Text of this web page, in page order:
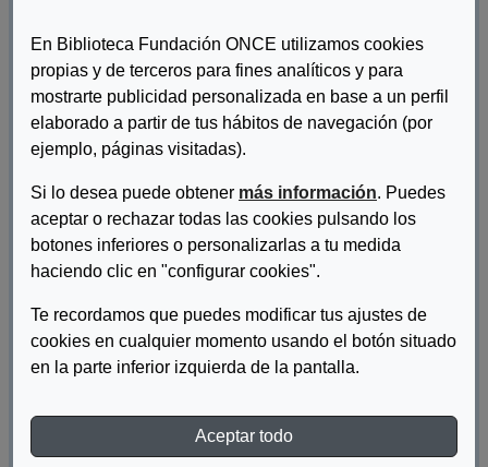
En Biblioteca Fundación ONCE utilizamos cookies
propias y de terceros para fines analíticos y para
mostrarte publicidad personalizada en base a un perfil
elaborado a partir de tus hábitos de navegación (por
ejemplo, páginas visitadas).
Si lo desea puede obtener más información. Puedes
aceptar o rechazar todas las cookies pulsando los
botones inferiores o personalizarlas a tu medida
haciendo clic en "configurar cookies".
Te recordamos que puedes modificar tus ajustes de
cookies en cualquier momento usando el botón situado
en la parte inferior izquierda de la pantalla.
Aceptar todo
Autor/es:X Talento digital
Descripcion:
Guía para facilitar la incorporación de personas con
tecnológicos.